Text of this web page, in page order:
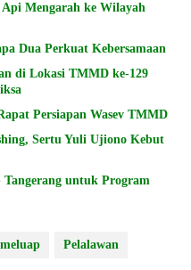
Mengarah ke Wilayah
Dua Perkuat Kebersamaan
di Lokasi TMMD ke-129
Persiapan Wasev TMMD
Sertu Yuli Ujiono Kebut
untuk Program
meluap Pelalawan